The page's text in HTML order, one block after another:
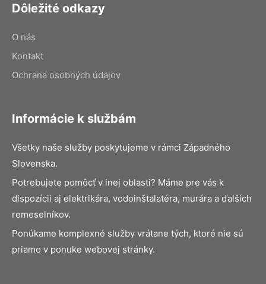
Dôležité odkazy
O nás
Kontakt
Ochrana osobných údajov
Informácie k službám
Všetky naše služby poskytujeme v rámci Západného
Slovenska.
Potrebujete pomôcť v inej oblasti? Máme pre vás k
dispozícii aj elektrikára, vodoinštalatéra, murára a ďalších
remeselníkov.
Ponúkame komplexné služby vrátane tých, ktoré nie sú
priamo v ponuke webovej stránky.